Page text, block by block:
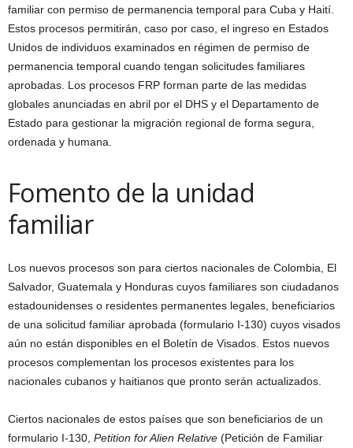
familiar con permiso de permanencia temporal para Cuba y Haití.
Estos procesos permitirán, caso por caso, el ingreso en Estados
Unidos de individuos examinados en régimen de permiso de
permanencia temporal cuando tengan solicitudes familiares
aprobadas. Los procesos FRP forman parte de las medidas
globales anunciadas en abril por el DHS y el Departamento de
Estado para gestionar la migración regional de forma segura,
ordenada y humana.
Fomento de la unidad
familiar
Los nuevos procesos son para ciertos nacionales de Colombia, El
Salvador, Guatemala y Honduras cuyos familiares son ciudadanos
estadounidenses o residentes permanentes legales, beneficiarios
de una solicitud familiar aprobada (formulario I-130) cuyos visados
aún no están disponibles en el Boletín de Visados. Estos nuevos
procesos complementan los procesos existentes para los
nacionales cubanos y haitianos que pronto serán actualizados.
Ciertos nacionales de estos países que son beneficiarios de un
formulario I-130, Petition for Alien Relative (Petición de Familiar